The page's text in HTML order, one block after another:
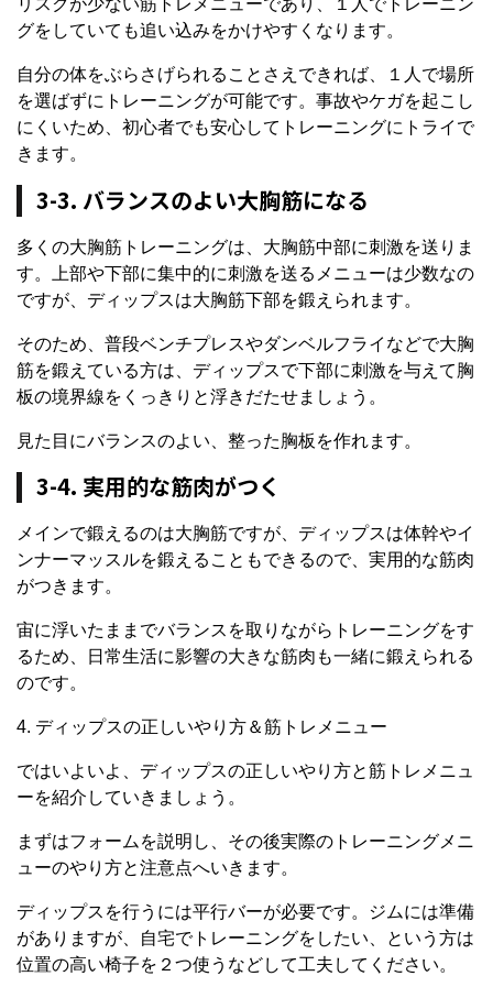
リスクが少ない筋トレメニューであり、１人でトレーニン
グをしていても追い込みをかけやすくなります。
自分の体をぶらさげられることさえできれば、１人で場所
を選ばずにトレーニングが可能です。事故やケガを起こし
にくいため、初心者でも安心してトレーニングにトライで
きます。
3-3. バランスのよい大胸筋になる
多くの大胸筋トレーニングは、大胸筋中部に刺激を送りま
す。上部や下部に集中的に刺激を送るメニューは少数なの
ですが、ディップスは大胸筋下部を鍛えられます。
そのため、普段ベンチプレスやダンベルフライなどで大胸
筋を鍛えている方は、ディップスで下部に刺激を与えて胸
板の境界線をくっきりと浮きだたせましょう。
見た目にバランスのよい、整った胸板を作れます。
3-4. 実用的な筋肉がつく
メインで鍛えるのは大胸筋ですが、ディップスは体幹やイ
ンナーマッスルを鍛えることもできるので、実用的な筋肉
がつきます。
宙に浮いたままでバランスを取りながらトレーニングをす
るため、日常生活に影響の大きな筋肉も一緒に鍛えられる
のです。
4. ディップスの正しいやり方＆筋トレメニュー
ではいよいよ、ディップスの正しいやり方と筋トレメニュ
ーを紹介していきましょう。
まずはフォームを説明し、その後実際のトレーニングメニ
ューのやり方と注意点へいきます。
ディップスを行うには平行バーが必要です。ジムには準備
がありますが、自宅でトレーニングをしたい、という方は
位置の高い椅子を２つ使うなどして工夫してください。